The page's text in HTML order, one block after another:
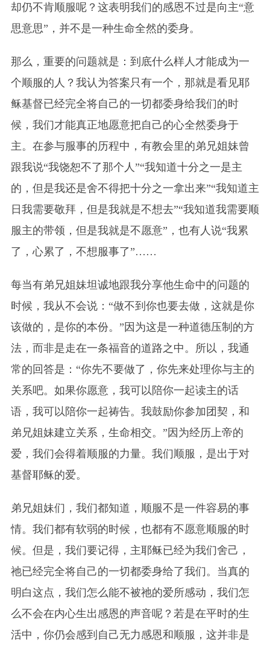
却仍不肯顺服呢？这表明我们的感恩不过是向主“意
思意思”，并不是一种生命全然的委身。
那么，重要的问题就是：到底什么样人才能成为一
个顺服的人？我认为答案只有一个，那就是看见耶
稣基督已经完全将自己的一切都委身给我们的时
候，我们才能真正地愿意把自己的心全然委身于
主。在参与服事的历程中，有教会里的弟兄姐妹曾
跟我说“我饶恕不了那个人”“我知道十分之一是主
的，但是我还是舍不得把十分之一拿出来”“我知道主
日我需要敬拜，但是我就是不想去”“我知道我需要顺
服主的带领，但是我就是不愿意”，也有人说“我累
了，心累了，不想服事了”……
每当有弟兄姐妹坦诚地跟我分享他生命中的问题的
时候，我从不会说：“做不到你也要去做，这就是你
该做的，是你的本份。”因为这是一种道德压制的方
法，而非是走在一条福音的道路之中。所以，我通
常的回答是：“你先不要做了，你先来处理你与主的
关系吧。如果你愿意，我可以陪你一起读主的话
语，我可以陪你一起祷告。我鼓励你参加团契，和
弟兄姐妹建立关系，生命相交。”因为经历上帝的
爱，我们会得着顺服的力量。我们顺服，是出于对
基督耶稣的爱。
弟兄姐妹们，我们都知道，顺服不是一件容易的事
情。我们都有软弱的时候，也都有不愿意顺服的时
候。但是，我们要记得，主耶稣已经为我们舍己，
祂已经完全将自己的一切都委身给了我们。当真的
明白这点，我们怎么能不被祂的爱所感动，我们怎
么不会在内心生出感恩的声音呢？若是在平时的生
活中，你仍会感到自己无力感恩和顺服，这并非是